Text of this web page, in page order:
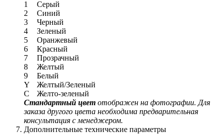
1
Серый
2
Синий
3
Черный
4
Зеленый
5
Оранжевый
6
Красный
7
Прозрачный
8
Желтый
9
Белый
Y
Желтый/Зеленый
C
Желто-зеленый
Стандартный цвет отображен на фотографии. Для
заказа другого цвета необходима предварительная
консультация с менеджером.
Дополнительные технические параметры